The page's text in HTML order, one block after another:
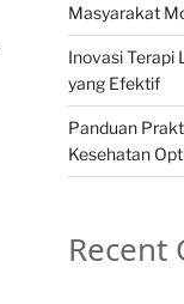
Masyarakat
Inovasi Terapi
yang Efektif
Panduan
Kesehatan
Recent